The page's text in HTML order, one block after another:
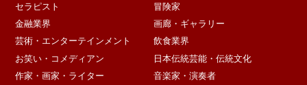
セラピスト
冒険家
金融業界
画廊・ギャラリー
芸術・エンターテインメント
飲食業界
お笑い・コメディアン
日本伝統芸能・伝統文化
作家・画家・ライター
音楽家・演奏者